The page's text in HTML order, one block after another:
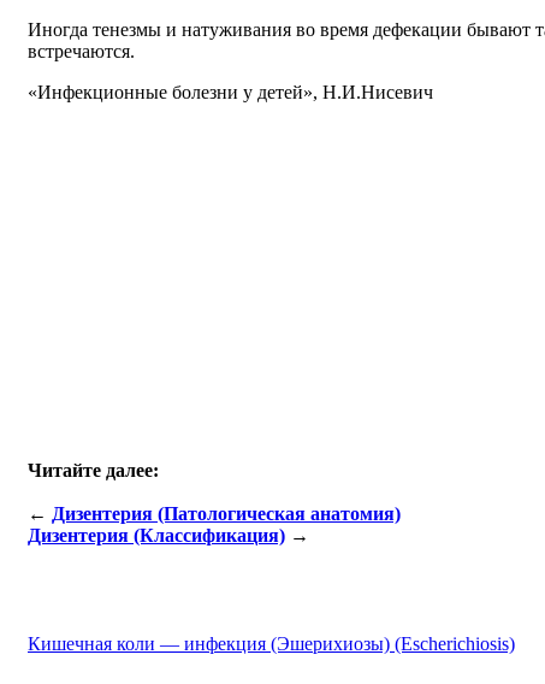
Иногда тенезмы и натуживания во время дефекации бывают
встречаются.
«Инфекционные болезни у детей», Н.И.Нисевич
Читайте далее:
← Дизентерия (Патологическая анатомия)
Дизентерия (Классификация) →
Кишечная коли — инфекция (Эшерихиозы) (Escherichiosis)